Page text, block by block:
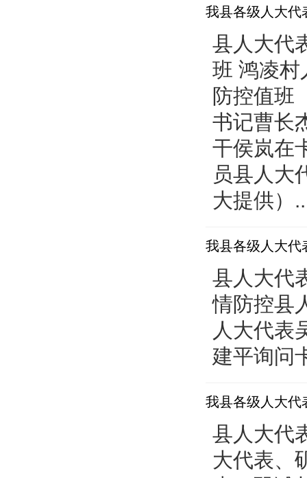
我县各级人大代
县人大代
班 鸿凌村
防控值班
书记曹长
干侯岚在
员县人大
大提供）
我县各级人大代
县人大代
情防控县
人大代表
建平询问
我县各级人大代
县人大代
大代表、